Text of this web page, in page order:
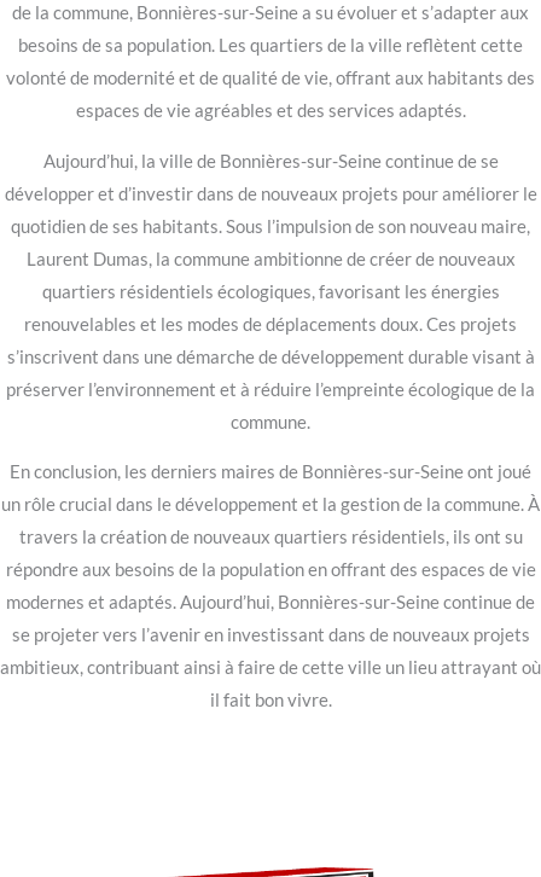
de la commune, Bonnières-sur-Seine a su évoluer et s’adapter aux
besoins de sa population. Les quartiers de la ville reflètent cette
volonté de modernité et de qualité de vie, offrant aux habitants des
espaces de vie agréables et des services adaptés.
Aujourd’hui, la ville de Bonnières-sur-Seine continue de se
développer et d’investir dans de nouveaux projets pour améliorer le
quotidien de ses habitants. Sous l’impulsion de son nouveau maire,
Laurent Dumas, la commune ambitionne de créer de nouveaux
quartiers résidentiels écologiques, favorisant les énergies
renouvelables et les modes de déplacements doux. Ces projets
s’inscrivent dans une démarche de développement durable visant à
préserver l’environnement et à réduire l’empreinte écologique de la
commune.
En conclusion, les derniers maires de Bonnières-sur-Seine ont joué
un rôle crucial dans le développement et la gestion de la commune. À
travers la création de nouveaux quartiers résidentiels, ils ont su
répondre aux besoins de la population en offrant des espaces de vie
modernes et adaptés. Aujourd’hui, Bonnières-sur-Seine continue de
se projeter vers l’avenir en investissant dans de nouveaux projets
ambitieux, contribuant ainsi à faire de cette ville un lieu attrayant où
il fait bon vivre.